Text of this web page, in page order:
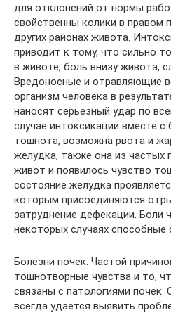
для отклонений от нормы
свойственны колики в правом
других районах живота.
приводит к тому, что сильно
в животе, боль внизу живота,
Вредоносные и отравляющие
организм человека в
наносят серьезный удар по
случае интоксикации вместе
тошнота, возможна рвота и
желудка, также она из частых
живот и появилось чувство
состояние желудка
которым присоединяются
затруднение дефекации. Боли
некоторых случаях
Болезни почек. Частой
тошнотворные чувства и то,
связаны с патологиями почек.
всегда удается выявить